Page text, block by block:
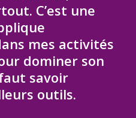
C’est une
mes activités
dominer son
savoir
outils.